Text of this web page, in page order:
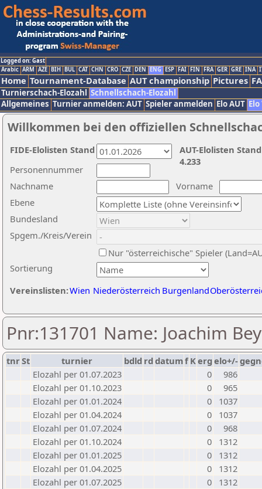
Logged on: Gast
Arabic ARM AZE BIH BUL CAT CHN CRO CZE DEN ENG ESP FAI FIN FRA GER GRE INA
Home Tournament-Database AUT championship Pictures
Turnierschach-Elozahl Schnellschach-Elozahl
Allgemeines Turnier anmelden: AUT Spieler anmelden Elo AUT
Willkommen bei den offiziellen
Nachname
Vorname
Ebene
Sortierung
Personennummer
Bundesland
Spgem./Kreis/Verein
Nur "österreichische" Spieler
Vereinslisten:Wien Niederösterreich Burgenland
AUT-Elolisten
4.233
FIDE-Elolisten Stand
Pnr:131701 Name: Joachim
tnrSt turnier bdld rd datumf Kerg elo+/-
Elozahl per 01.07.2023
0
986
Elozahl per 01.10.2023
0
965
Elozahl per 01.01.2024
0
1037
Elozahl per 01.04.2024
0
1037
Elozahl per 01.07.2024
0
968
Elozahl per 01.10.2024
0
1312
Elozahl per 01.01.2025
0
1312
Elozahl per 01.04.2025
0
1312
Elozahl per 01.07.2025
0
1312